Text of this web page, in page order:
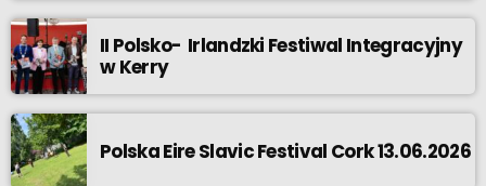
II Polsko- Irlandzki Festiwal Integracyjny
w Kerry
Polska Eire Slavic Festival Cork 13.06.2026